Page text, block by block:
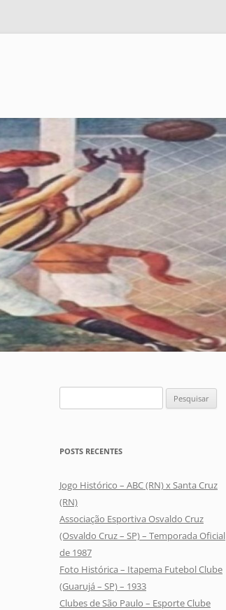
por:
POSTS RECENTES
Jogo Histórico – ABC (RN) x Santa Cruz
(RN)
Associação Esportiva Osvaldo Cruz
(Osvaldo Cruz – SP) – Temporada Oficial
de 1987
Foto Histórica – Itapema Futebol Clube
(Guarujá – SP) – 1933
Clubes de São Paulo – Esporte Clube